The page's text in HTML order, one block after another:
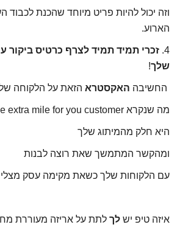
וזה יכול להיות פריט מיוחד שהכנת לכבוד
הארוע.
4. זכרי תמיד תמיד לצרף כרטיס ביקור
שלך!
החשיבה האקסטרא הזאת על הלקוחה
מה שנקרא running the extra mile for you customer
היא חלק מהמיתוג שלך
ומהקשר המתמשך שאת רוצה לבנות
עם הלקוחות שלך כשאת מקימה עסק
איזה טיפ יש לך לתת על אריזה מעוררת